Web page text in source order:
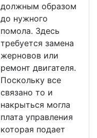
должным образом
до нужного
помола. Здесь
требуется замена
жерновов или
ремонт двигателя.
Поскольку все
связано то и
накрыться могла
плата управления
которая подает